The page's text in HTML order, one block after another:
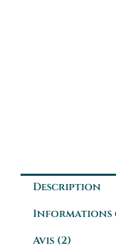
Description
Informations
Avis (2)